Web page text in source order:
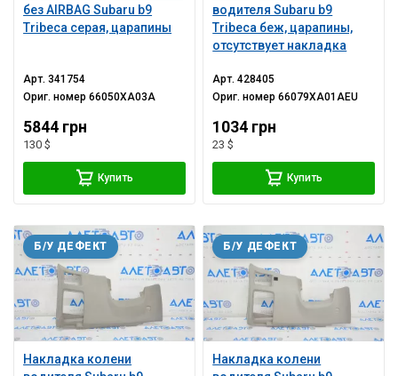
без AIRBAG Subaru b9
Tribeca серая, царапины
Арт.341754
Ориг. номер66050XA03A
5844 грн
130 $
Купить
водителя Subaru b9
Tribeca беж, царапины,
отсутствует накладка
Арт.428405
Ориг. номер66079XA01AEU
1034 грн
23 $
Купить
Накладка колени
Б/У ДЕФЕКТ
Накладка колени
Б/У ДЕФЕКТ